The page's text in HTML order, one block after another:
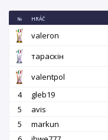
№ HRÁČ
valeron
тараскін
valentpol
4
gleb19
5
avis
5
markun